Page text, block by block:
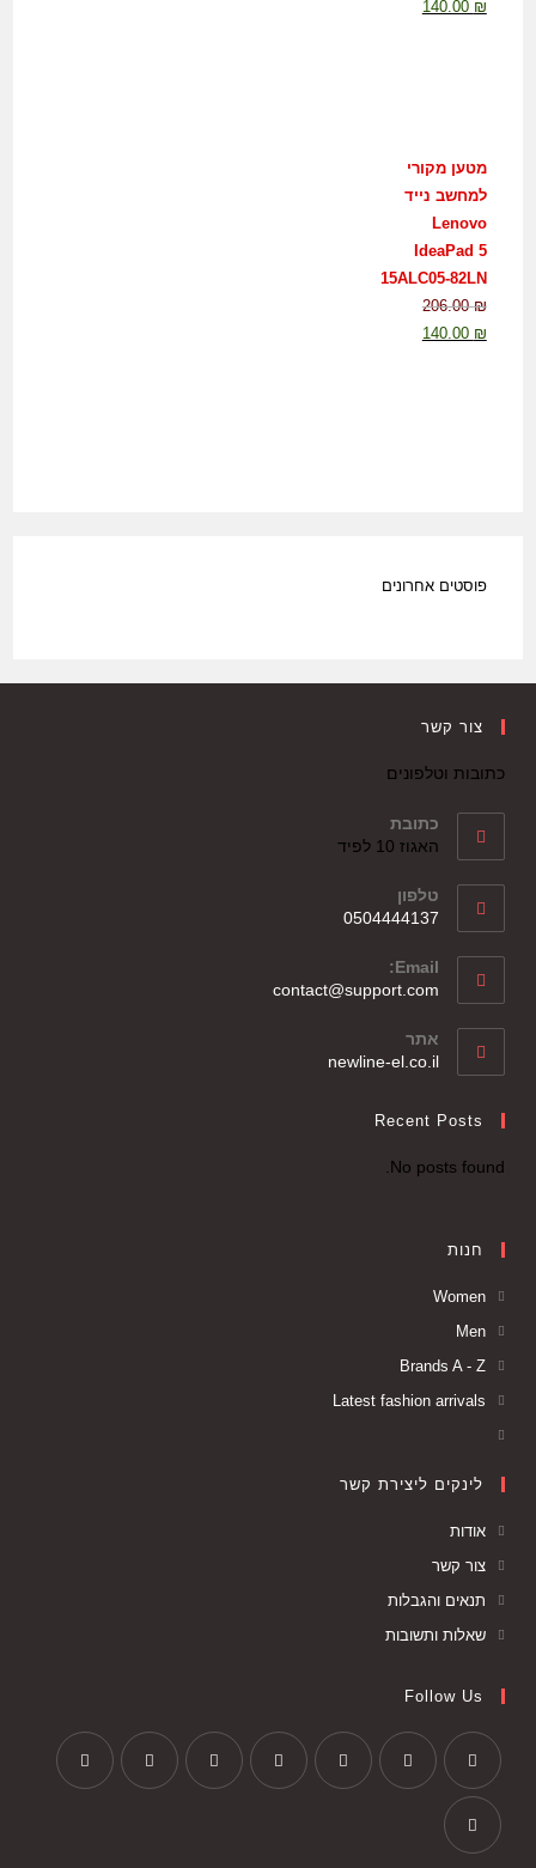
140.00 ₪
מטען מקורי
למחשב נייד
Lenovo
IdeaPad 5
15ALC05-82LN
206.00₪
140.00 ₪
פוסטים אחרונים
צור קשר
כתובות וטלפונים
כתובת
האגוז 10 לפיד
טלפון
0504444137
Email:
contact@support.com
אתר
newline-el.co.il
Recent Posts
No posts found.
חנות
Women
Men
Brands A - Z
Latest fashion arrivals
לינקים ליצירת קשר
אודות
צור קשר
תנאים והגבלות
שאלות ותשובות
Follow Us